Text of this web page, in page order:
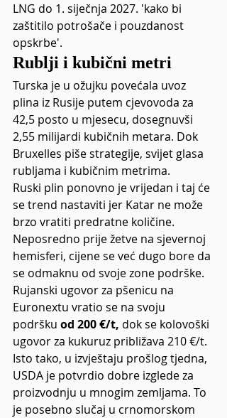
LNG do 1. siječnja 2027. 'kako bi
zaštitilo potrošače i pouzdanost
opskrbe'.
Rublji i kubični metri
Turska je u ožujku povećala uvoz
plina iz Rusije putem cjevovoda za
42,5 posto u mjesecu, dosegnuvši
2,55 milijardi kubičnih metara. Dok
Bruxelles piše strategije, svijet glasa
rubljama i kubičnim metrima.
Ruski plin ponovno je vrijedan i taj će
se trend nastaviti jer Katar ne može
brzo vratiti predratne količine.
Neposredno prije žetve na sjevernoj
hemisferi, cijene se već dugo bore da
se odmaknu od svoje zone podrške.
Rujanski ugovor za pšenicu na
Euronextu vratio se na svoju
podršku od 200 €/t, dok se kolovoški
ugovor za kukuruz približava 210 €/t.
Isto tako, u izvještaju prošlog tjedna,
USDA je potvrdio dobre izglede za
proizvodnju u mnogim zemljama. To
je posebno slučaj u crnomorskom